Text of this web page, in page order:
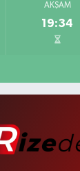
AKŞAM
19:34